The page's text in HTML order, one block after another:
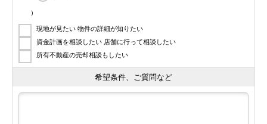
）
現地が見たい 物件の詳細が知りたい
資金計画を相談したい 店舗に行って相談したい
所有不動産の売却相談もしたい
希望条件、ご質問など